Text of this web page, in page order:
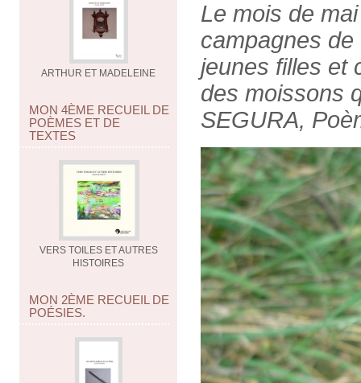
ARTHUR ET MADELEINE
MON 4ÈME RECUEIL DE
POÈMES ET DE
TEXTES
VERS TOILES ET AUTRES
HISTOIRES
MON 2ÈME RECUEIL DE
POÉSIES.
Le mois de
campagnes
jeunes filles et
des moissons
SEGURA,